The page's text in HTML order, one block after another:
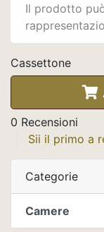
Il prodotto
Cassettone
0 Recensioni
Sii il primo a
Categorie
Camere